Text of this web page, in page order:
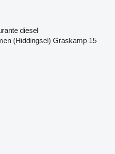
diesel
(Hiddingsel) Graskamp 15